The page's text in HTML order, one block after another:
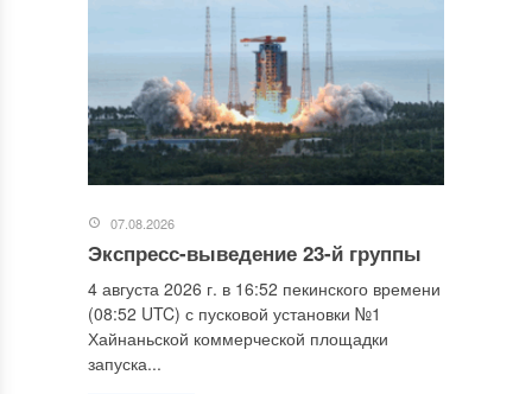
07.08.2026
Экспресс-выведение 23-й группы
4 августа 2026 г. в 16:52 пекинского времени
(08:52 UTC) с пусковой установки №1
Хайнаньской коммерческой площадки
запуска...